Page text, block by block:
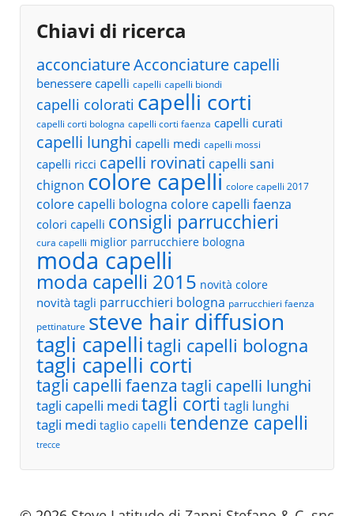
Chiavi di ricerca
acconciatureAcconciature capelli
benessere capelli capelli capelli biondi
capelli colorati capelli corti
capelli corti bologna capelli corti faenza capelli curati
capelli lunghi capelli medi capelli mossi
capelli ricci capelli rovinati capelli sani
chignon colore capelli colore capelli 2017
colore capelli bologna colore capelli faenza
colori capelli consigli parrucchieri
cura capelli miglior parrucchiere bologna
moda capelli
moda capelli 2015 novità colore
novità tagli parrucchieri bologna parrucchieri faenza
pettinature steve hair diffusion
tagli capelli tagli capelli bologna
tagli capelli corti
tagli capelli faenza tagli capelli lunghi
tagli capelli medi tagli corti tagli lunghi
tagli medi taglio capelli tendenze capelli
trecce